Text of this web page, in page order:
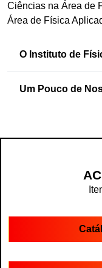
Ciências na Área de
Área de Física
O Instituto de
Um Pouco de